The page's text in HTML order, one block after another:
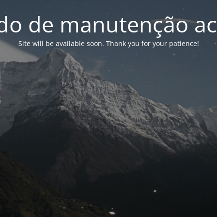
de manutenção
Site will be available soon. Thank you for your patience!